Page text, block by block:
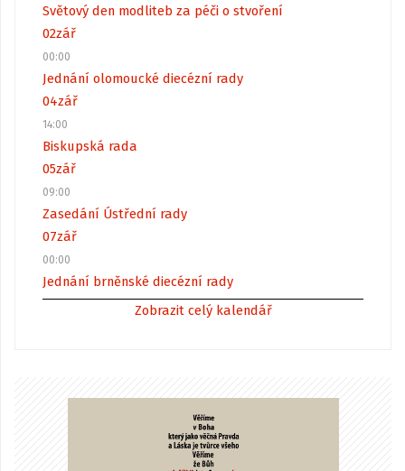
Světový den modliteb za péči o stvoření
02zář
00:00
Jednání olomoucké diecézní rady
04zář
14:00
Biskupská rada
05zář
09:00
Zasedání Ústřední rady
07zář
00:00
Jednání brněnské diecézní rady
Zobrazit celý kalendář